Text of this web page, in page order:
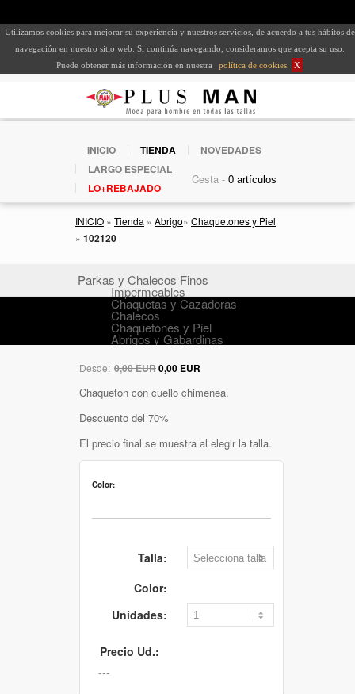
Utilizamos cookies para mejorar su experiencia y nuestros servicios, de acuerdo a tus hábitos de
navegación en nuestro sitio web. Si continúa navegando, consideramos que acepta su uso.
Puede obtener más información en nuestra
política de cookies X
INICIO TIENDA
NOVEDADES
LARGO ESPECIAL
LO+REBAJADO
Cesta -
INICIO » Tienda » Abrigo» Chaquetones y Piel
» 102120
Parkas y Chalecos Finos
Impermeables
Chaquetas y Cazadoras
Chalecos
Chaquetones y Piel
Abrigos y Gabardinas
Desde: 0,00 EUR0,00 EUR
Chaqueton con cuello chimenea.
Descuento del 70%
El precio final se muestra al elegir la talla.
Color:
Talla:
Color:
Unidades:
Precio Ud.: